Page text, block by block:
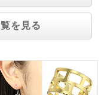
を見る